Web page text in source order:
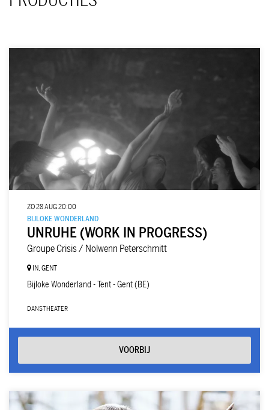
UNRUHE (WORK IN PROGRESS)
Groupe Crisis / Nolwenn Peterschmitt
BIJLOKE WONDERLAND
ZO 28 AUG20:00
IN, GENT
Bijloke Wonderland - Tent - Gent (BE)
DANSTHEATER
VOORBIJ